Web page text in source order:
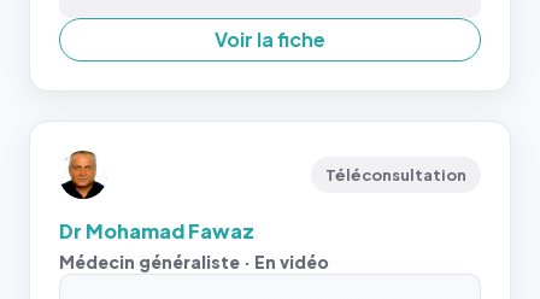
Voir la fiche
Téléconsultation
Dr Mohamad Fawaz
Médecin généraliste · En vidéo